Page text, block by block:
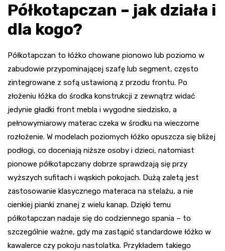
Półkotapczan – jak działa i
dla kogo?
Półkotapczan to łóżko chowane pionowo lub poziomo w
zabudowie przypominającej szafę lub segment, często
zintegrowane z sofą ustawioną z przodu frontu. Po
złożeniu łóżka do środka konstrukcji z zewnątrz widać
jedynie gładki front mebla i wygodne siedzisko, a
pełnowymiarowy materac czeka w środku na wieczorne
rozłożenie. W modelach poziomych łóżko opuszcza się bliżej
podłogi, co doceniają niższe osoby i dzieci, natomiast
pionowe półkotapczany dobrze sprawdzają się przy
wyższych sufitach i wąskich pokojach. Dużą zaletą jest
zastosowanie klasycznego materaca na stelażu, a nie
cienkiej pianki znanej z wielu kanap. Dzięki temu
półkotapczan nadaje się do codziennego spania – to
szczególnie ważne, gdy ma zastąpić standardowe łóżko w
kawalerce czy pokoju nastolatka. Przykładem takiego